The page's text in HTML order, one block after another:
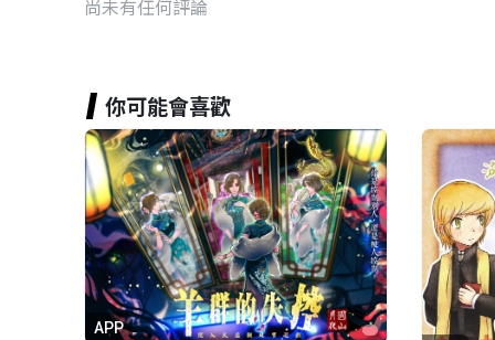
尚未有任何評論
你可能會喜歡
APP